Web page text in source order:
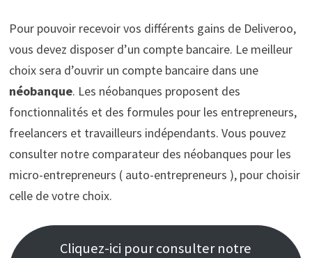
Pour pouvoir recevoir vos différents gains de Deliveroo,
vous devez disposer d’un compte bancaire. Le meilleur
choix sera d’ouvrir un compte bancaire dans une
néobanque. Les néobanques proposent des
fonctionnalités et des formules pour les entrepreneurs,
freelancers et travailleurs indépendants. Vous pouvez
consulter notre comparateur des néobanques pour les
micro-entrepreneurs ( auto-entrepreneurs ), pour choisir
celle de votre choix.
Cliquez-ici pour consulter notre